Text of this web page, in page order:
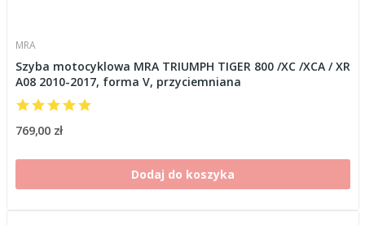
MRA
Szyba motocyklowa MRA TRIUMPH TIGER 800 /XC /XCA / XR
A08 2010-2017, forma V, przyciemniana
769,00 zł
Dodaj do koszyka